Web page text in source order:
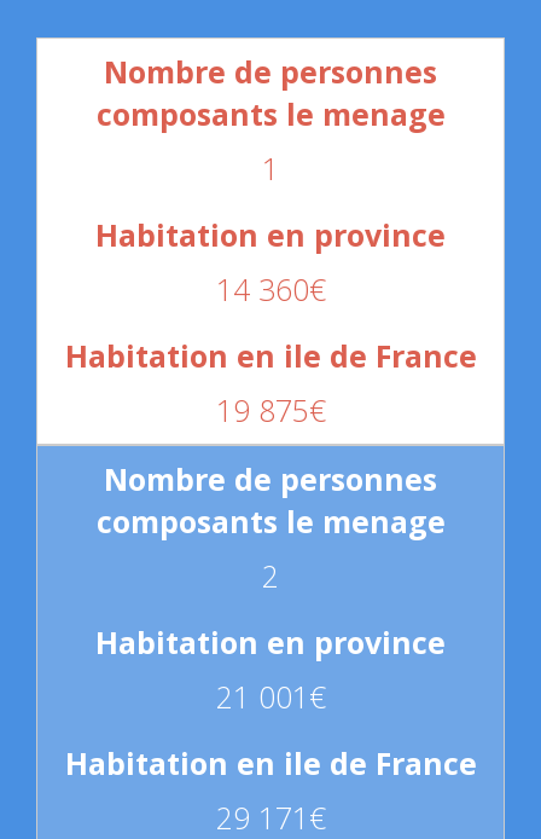
1
14 360€
19 875€
2
21 001€
29 171€